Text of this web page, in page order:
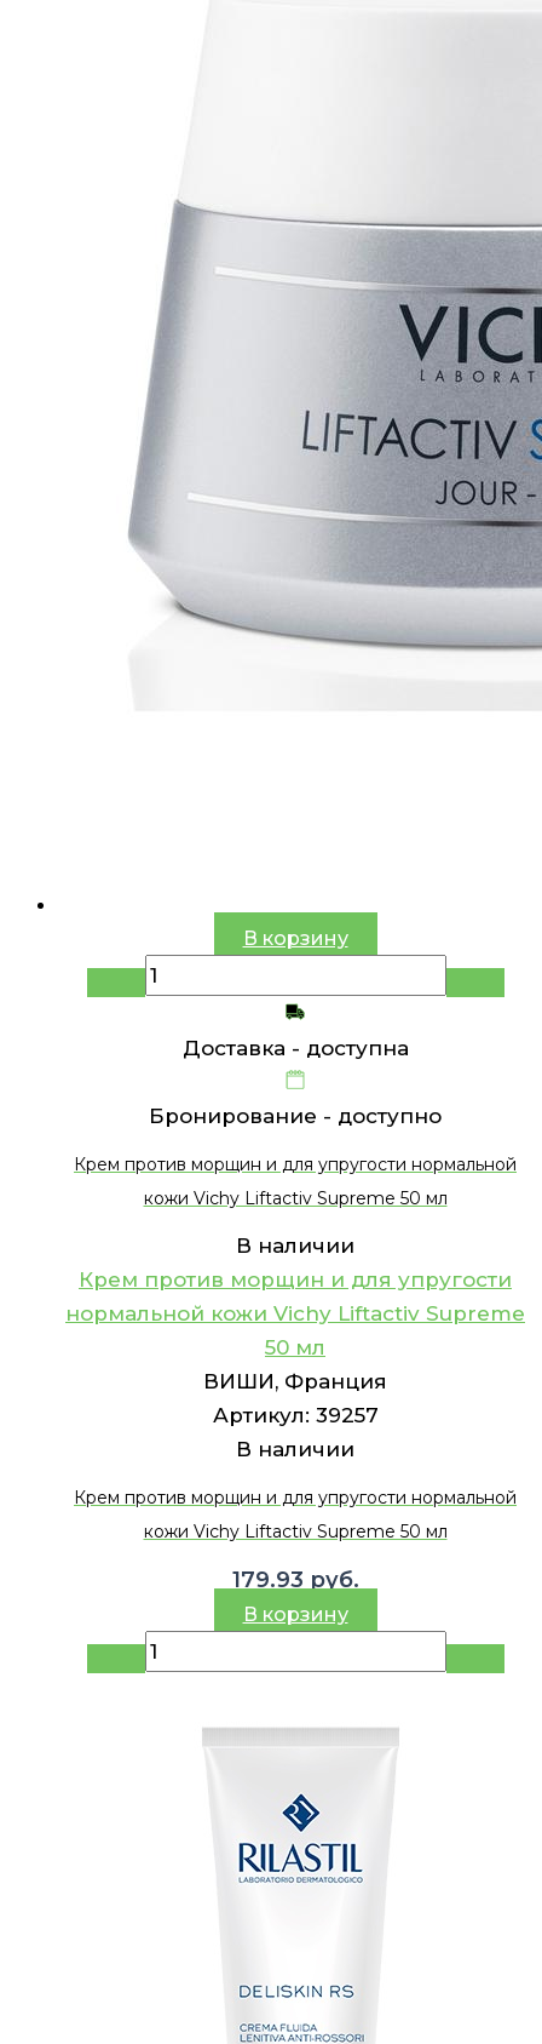
В корзину
Доставка - доступна
Бронирование - доступно
Крем против морщин и для упругости нормальной
кожи Vichy Liftactiv Supreme 50 мл
В наличии
Крем против морщин и для упругости
нормальной кожи Vichy Liftactiv Supreme
50 мл
ВИШИ, Франция
Артикул: 39257
В наличии
Крем против морщин и для упругости нормальной
кожи Vichy Liftactiv Supreme 50 мл
179.93 руб.
В корзину